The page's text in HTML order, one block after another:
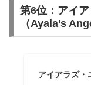
第6位：アイ
（Ayala’s
アイアラズ・